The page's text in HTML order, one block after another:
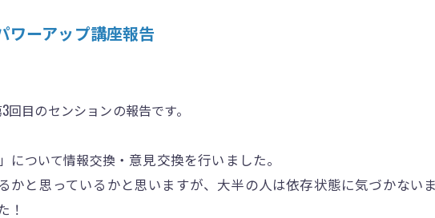
ワーアップ講座報告
目のセンションの報告です。
について情報交換 ・意見交換を行いました。
と思っているかと思いますが、大半の人は依存状態に気づかない
！